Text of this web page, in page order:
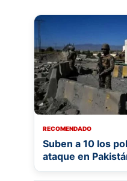
RECOMENDADO
Suben a 10 los
ataque en